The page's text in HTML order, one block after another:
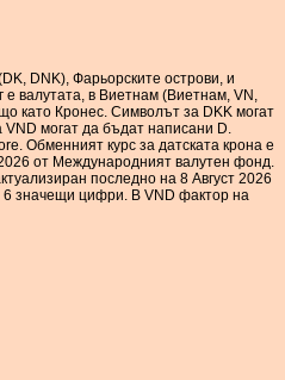
DNK), Фарьорските острови, и
валутата, в Виетнам (Виетнам, VN,
като Кронес. Символът за DKK могат
могат да бъдат написани D.
Обменният курс за датската крона е
от Международният валутен фонд.
последно на 8 Август 2026
6 значещи цифри. В VND фактор на